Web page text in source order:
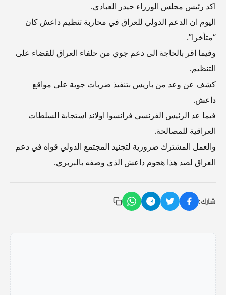
اكد رئيس مجلس الوزراء حيدر العبادي.
اليوم ان الدعم الدولي للعراق في محاربة تنظيم داعش كان
“متأخرا”.
وفيما اقر بالحاجة الى دعم جوي من حلفاء العراق للقضاء على
التنظيم.
كشف عن وعد من باريس بتنفيذ ضربات جوية على مواقع
داعش.
فيما عد الرئيس الفرنسي فرانسوا اولاند استجابة السلطات
العراقية للمصالحة.
والعمل المشترك ضرورية لتجنيد المجتمع الدولي قواه في دعم
العراق لصد هذا هجوم داعش الذي وصفه بالبربري.
شارك: